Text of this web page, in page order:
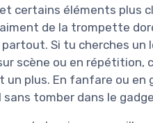
certains éléments plus
de la trompette
partout. Si tu cherches un
scène ou en répétition,
un plus. En fanfare ou en
tomber dans le